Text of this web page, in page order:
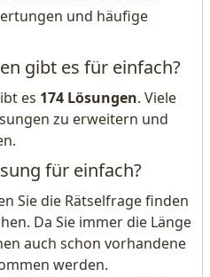
und häufige
gibt es für einfach?
es 174 Lösungen. Viele
zu erweitern und
für einfach?
Sie die Rätselfrage finden
Da Sie immer die Länge
auch schon vorhandene
werden.